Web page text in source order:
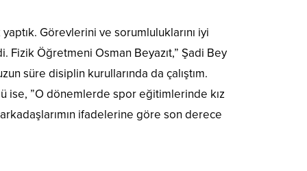
Görevlerini ve sorumluluklarını iyi
Fizik Öğretmeni Osman Beyazıt,” Şadi Bey
süre disiplin kurullarında da çalıştım.
ise, ”O dönemlerde spor eğitimlerinde kız
ifadelerine göre son derece